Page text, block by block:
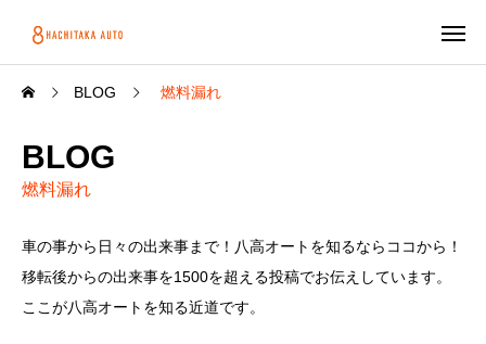
BLOG 燃料漏れ
BLOG
燃料漏れ
車の事から日々の出来事まで！八高オートを知るならココから！
移転後からの出来事を1500を超える投稿でお伝えしています。
ここが八高オートを知る近道です。